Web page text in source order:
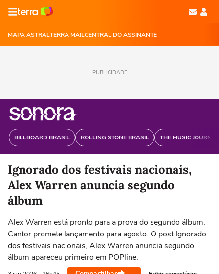
MAPA ASTRALTERRA MAILCENTRAL DO ASSINANTE
PUBLICIDADE
BILLBOARD BRASIL ROLLING STONE BRASIL THE MUSIC
Ignorado dos festivais nacionais,
Alex Warren anuncia segundo
álbum
Alex Warren está pronto para a prova do segundo álbum.
Cantor promete lançamento para agosto. O post Ignorado
dos festivais nacionais, Alex Warren anuncia segundo
álbum apareceu primeiro em POPline.